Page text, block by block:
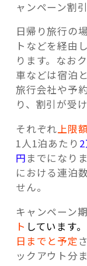
ャンペーン割
日帰り旅行の
トなどを経由
ります。なお
車などは宿泊
旅行会社や予
り、割引が受
それぞれ上限
1人1泊あたり
円 までになり
における連泊
せん。
キャンペーン期
ト しています。
日までと予定
ックアウト分